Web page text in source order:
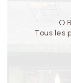
Tous les